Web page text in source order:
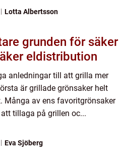
Lotta Albertsson
säker
eldistribution
anledningar till att grilla mer
är grillade grönsaker helt
Många av ens favoritgrönsaker
tillaga på grillen oc...
Eva Sjöberg